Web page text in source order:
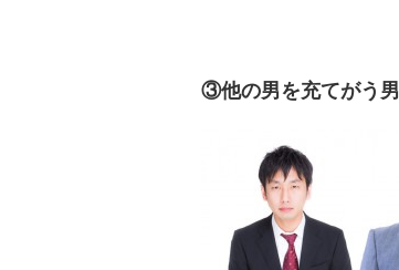
③他の男を充てがう男